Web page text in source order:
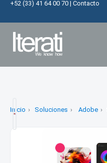
+52 (33) 41 64 00 70 | Contacto
Inicio Soluciones Adobe